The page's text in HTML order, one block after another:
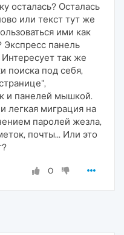
осталась? Осталась
или текст тут же
ими как
Экспресс панель
Интересует так же
поиска под себя,
и панелей мышкой.
легкая миграция на
паролей жезла,
почты... Или это
0